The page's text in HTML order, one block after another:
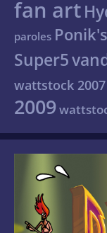
fan art
paroles
Super5
wattstock 2007
2009